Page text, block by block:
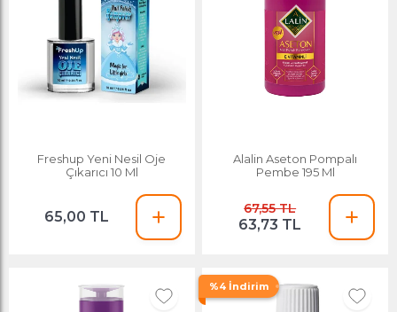
Freshup Yeni Nesil Oje
Çıkarıcı 10 Ml
65,00 TL
Alalin Aseton Pompalı
Pembe 195 Ml
67,55 TL
63,73 TL
%4 İndirim